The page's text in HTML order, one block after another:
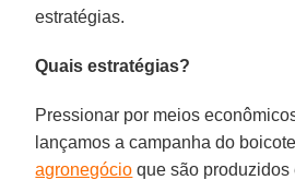
estratégias.
Quais estratégias?
Pressionar por meios
lançamos a campanha do
agronegócio que são